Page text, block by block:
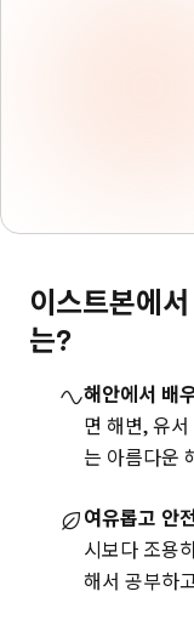
이스트본에
는?
해안에서 배
면 해변, 유
는 아름다운
여유롭고 안
시보다 조용
해서 공부하